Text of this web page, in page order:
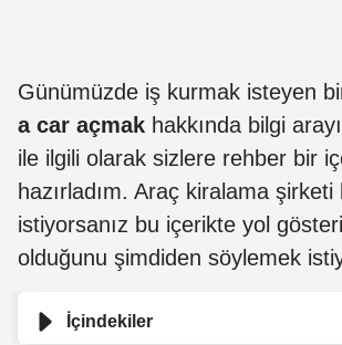
Günümüzde iş kurmak isteyen
a car açmak hakkında bilgi
ile ilgili olarak sizlere rehber bir
hazırladım. Araç kiralama
istiyorsanız bu içerikte yol
olduğunu şimdiden söylemek
İçindekiler